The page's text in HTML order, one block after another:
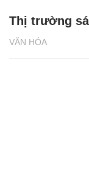
VĂN HÓA
Thị trường